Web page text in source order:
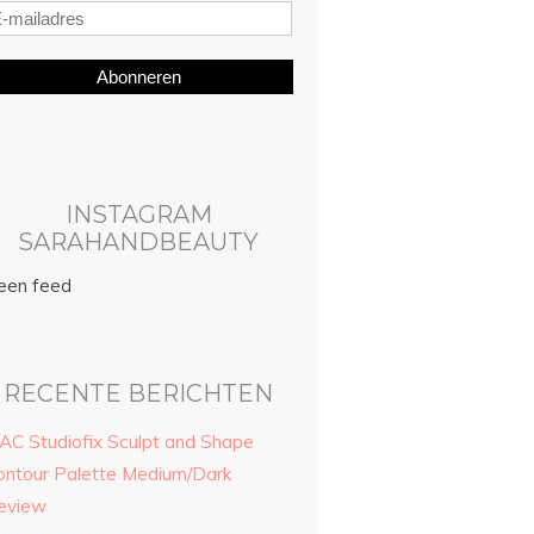
Abonneren
INSTAGRAM
SARAHANDBEAUTY
feed
RECENTE BERICHTEN
Studiofix Sculpt and Shape
Palette Medium/Dark